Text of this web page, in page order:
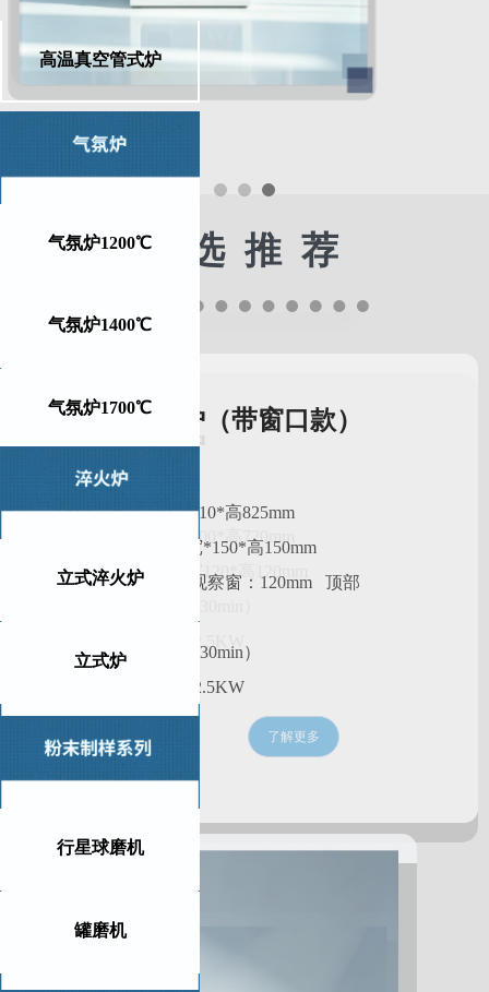
气氛炉1200℃
气氛炉1400℃
气氛炉1700℃
立式淬火炉
立式炉
行星球磨机
罐磨机
高温真空管式炉
高温箱式马弗炉（带窗口款）
• 外形尺寸：深575*宽610*高825mm
•工作室尺寸：深200*宽*150*高150mm
• 观察窗进料孔尺寸：观察窗：120mm 顶部
• 最高温度：1400度（≤30min）
• 电压/功率：AC220V/2.5KW
• 恒温波动：±1℃
了解更多
精 选 推 荐